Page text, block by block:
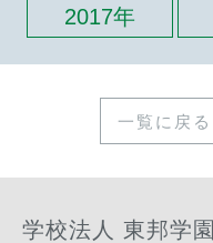
2017年
一覧に戻る
学校法人 東邦学園